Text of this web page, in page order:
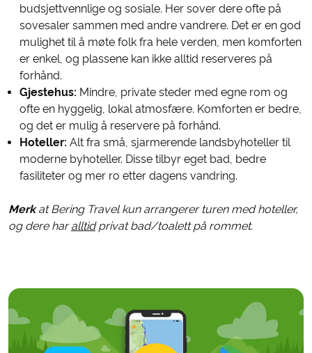
budsjettvennlige og sosiale. Her sover dere ofte på
sovesaler sammen med andre vandrere. Det er en god
mulighet til å møte folk fra hele verden, men komforten
er enkel, og plassene kan ikke alltid reserveres på
forhånd.
Gjestehus: Mindre, private steder med egne rom og
ofte en hyggelig, lokal atmosfære. Komforten er bedre,
og det er mulig å reservere på forhånd.
Hoteller: Alt fra små, sjarmerende landsbyhoteller til
moderne byhoteller. Disse tilbyr eget bad, bedre
fasiliteter og mer ro etter dagens vandring.
Merkat Bering Travel kun arrangerer turen med hoteller,
og dere haralltidprivat bad/toalett på rommet.